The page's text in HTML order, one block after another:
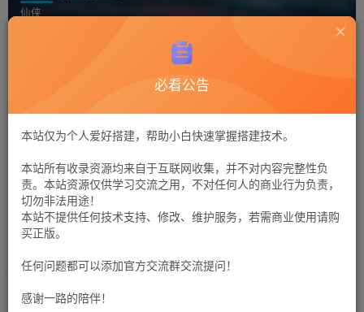
仙侠
评论
D唯美仙侠手游【剑侠风云录
之斩妖诀多区跨服版】AI一键
全自动搭建+假人陪玩+管理后
3个月前 107
三网H5游戏【九州封魔劫代金
券内购定制版】AI一键全自动
4个月前
必看公告
本站仅为个人爱好搭建，帮助小白快速掌握搭建技术。
本站所有收录资源均来自于互联网收集，并不对内容完整性负
责。本站资源仅供学习交流之用，不对任何人的商业行为负责，
切勿非法用途！
本站不提供任何技术支持、修改、维护服务，若需商业使用请购
买正版。
任何问题都可以添加官方交流群交流提问！
感谢一路的陪伴！